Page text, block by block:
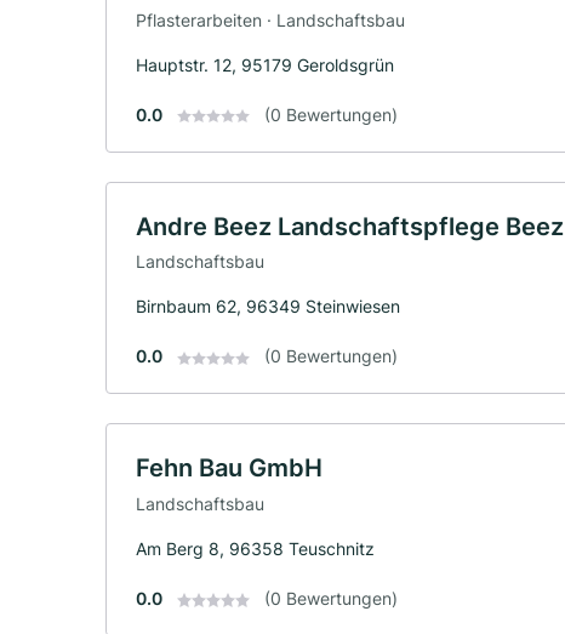
Pflasterarbeiten · Landschaftsbau
Hauptstr. 12, 95179 Geroldsgrün
0.0 (0 Bewertungen)
Andre Beez Landschaftspflege Beez
Landschaftsbau
Birnbaum 62, 96349 Steinwiesen
0.0 (0 Bewertungen)
Fehn Bau GmbH
Landschaftsbau
Am Berg 8, 96358 Teuschnitz
0.0 (0 Bewertungen)